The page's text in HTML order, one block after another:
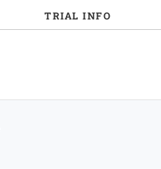
TRIAL INFO